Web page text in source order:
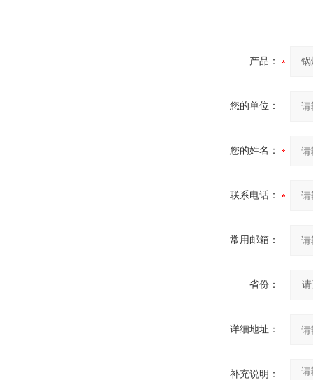
产品：
您的单位：
您的姓名：
联系电话：
常用邮箱：
省份：
详细地址：
补充说明：